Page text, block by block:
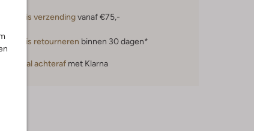
Gratis verzendingvanaf €75,-
Gratis retourneren binnen 30 dagen*
Betaal achteraf met Klarna